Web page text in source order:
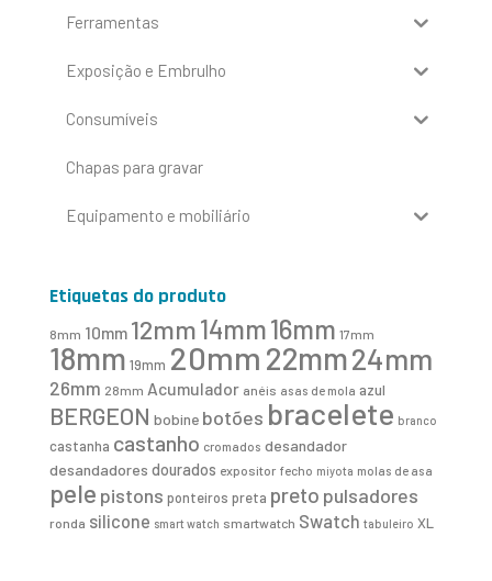
Ferramentas
Exposição e Embrulho
Consumíveis
Chapas para gravar
Equipamento e mobiliário
Etiquetas do produto
8mm 10mm 12mm14mm16mm 17mm
18mm 19mm 20mm 22mm24mm
26mm 28mm Acumulador anéis asas de mola azul
BERGEON bobine botões bracelete branco
castanha castanho cromados desandador
desandadores dourados expositor fecho miyota molas de asa
pele pistons ponteiros preta preto pulsadores
ronda silicone smart watch smartwatch Swatch tabuleiro XL